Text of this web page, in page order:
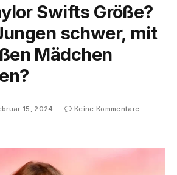
Swifts Größe?
schwer, mit
Mädchen
15, 2024
Keine Kommentare